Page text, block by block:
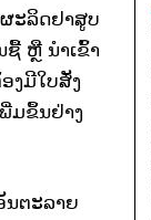
ະລິດຢາສູບ
ຫຼື ນຳເຂົ້າ
ງມີໃບສັ່ງ
ມຂຶ້ນຢ່າງ
ຕະລາຍ